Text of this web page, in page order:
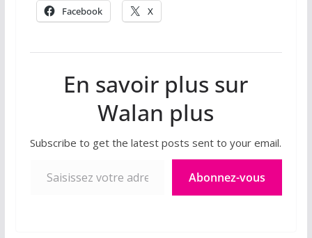
Facebook X
En savoir plus sur
Walan plus
Subscribe to get the latest posts sent to your email.
Abonnez-vous